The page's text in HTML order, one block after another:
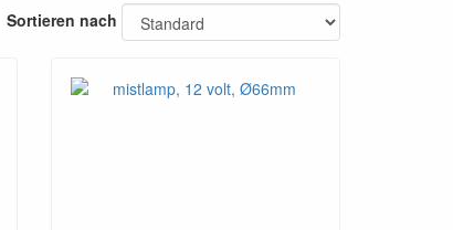
Sortieren nach